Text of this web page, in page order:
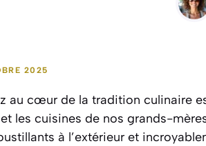
2025
au cœur de la tradition culinaire
les cuisines de nos grands-
à l’extérieur et